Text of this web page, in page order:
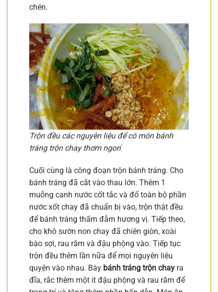
chén.
Trộn đều các nguyên liệu để có món bánh
tráng trộn chay thơm ngon`
Cuối cùng là công đoạn trộn bánh tráng. Cho
bánh tráng đã cắt vào thau lớn. Thêm 1
muỗng canh nước cốt tắc và đổ toàn bộ phần
nước xốt chay đã chuẩn bị vào, trộn thật đều
để bánh tráng thấm đẫm hương vị. Tiếp theo,
cho khô sườn non chay đã chiên giòn, xoài
bào sợi, rau răm và đậu phộng vào. Tiếp tục
trộn đều thêm lần nữa để mọi nguyên liệu
quyện vào nhau. Bày bánh tráng trộn chay ra
đĩa, rắc thêm một ít đậu phộng và rau răm để